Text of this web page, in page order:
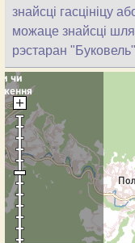
знайсці гасцініцу
можаце знайсці
рэстаран